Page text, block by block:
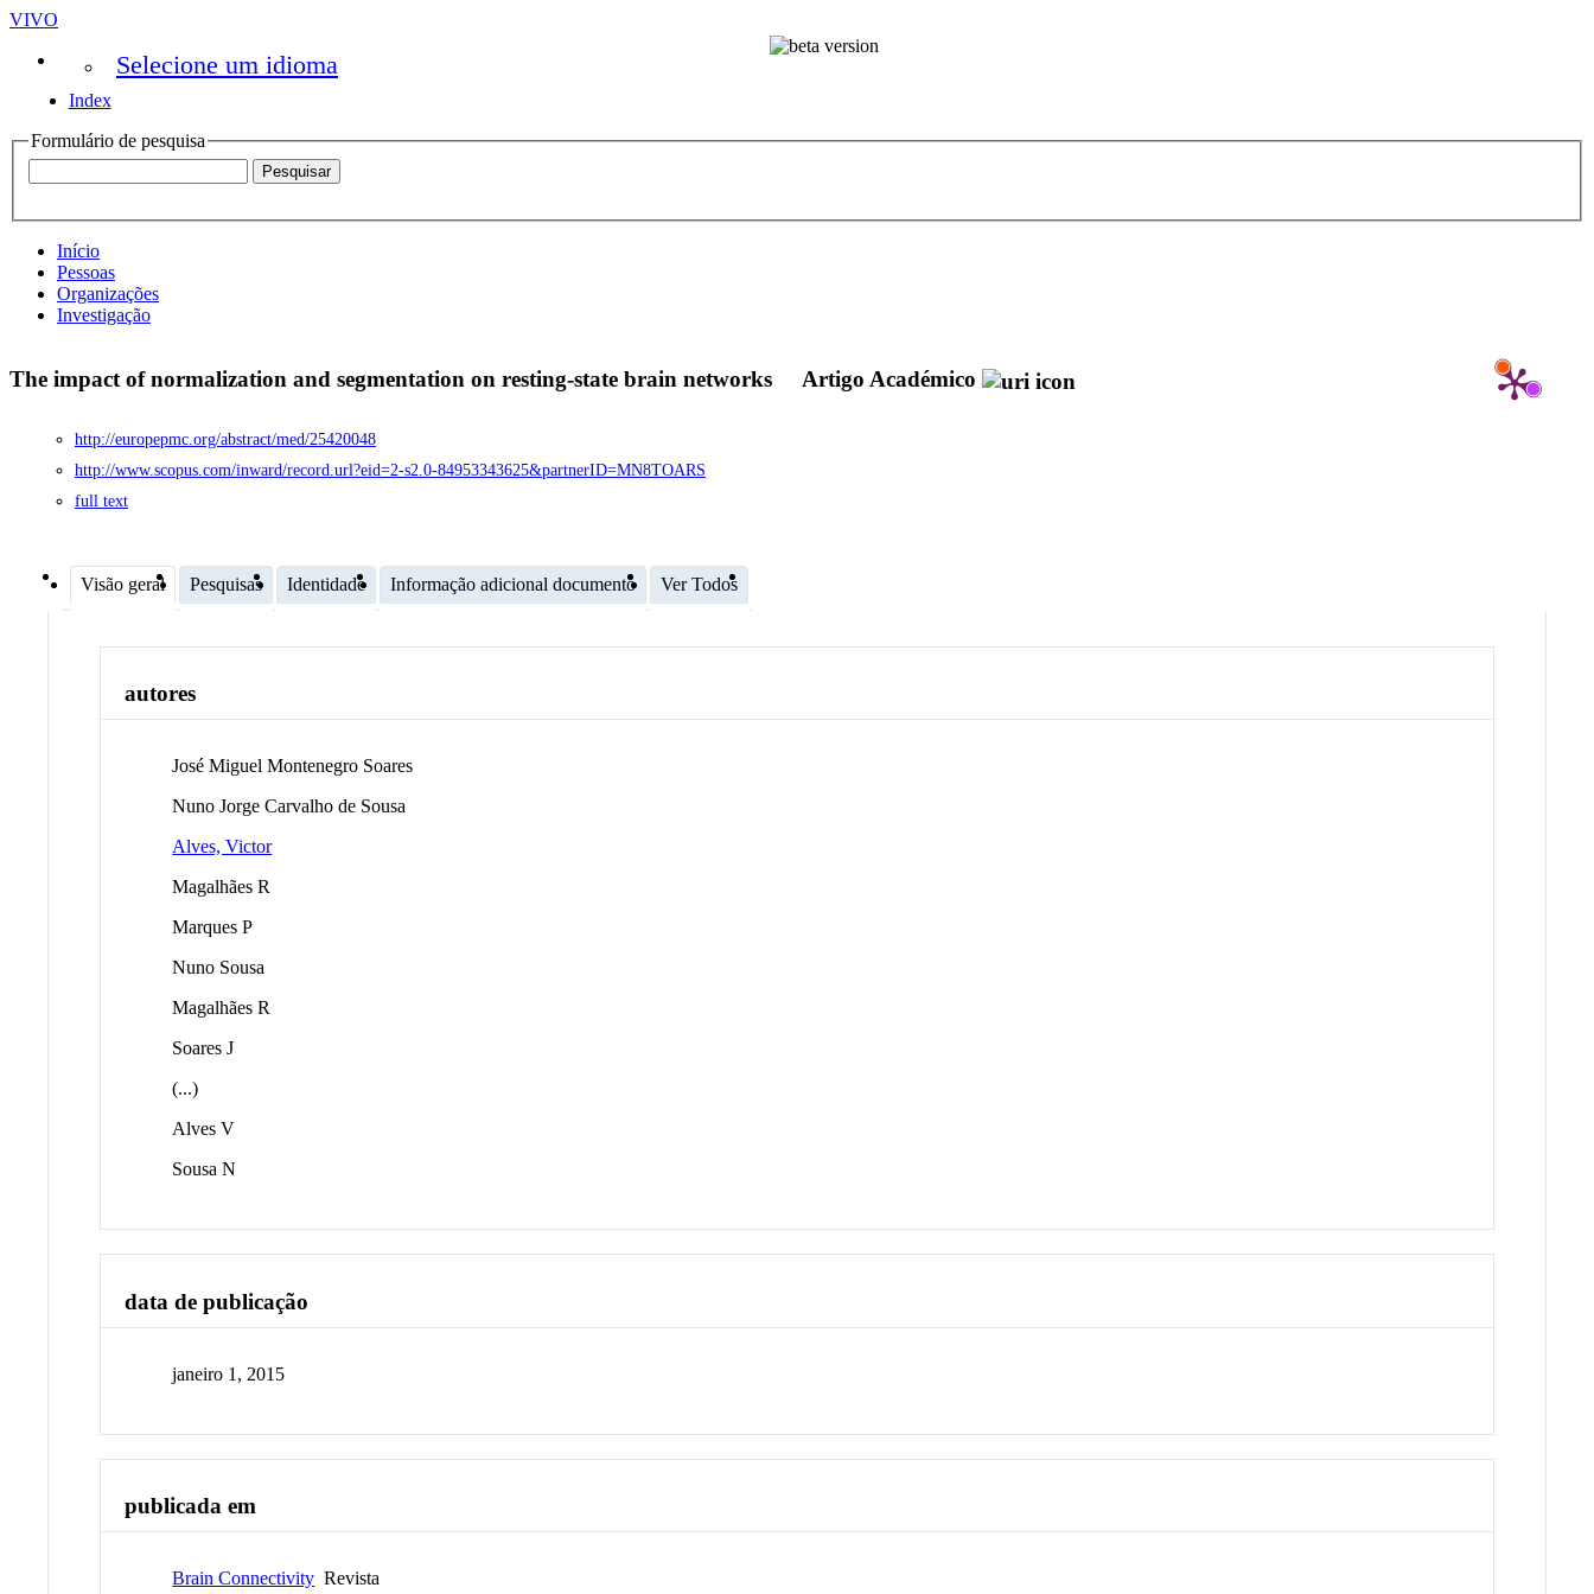
VIVO
Selecione um idioma
Index
Formulário de pesquisa
Início
Pessoas
Organizações
Investigação
The impact of normalization and segmentation on resting-state brain networks Artigo Académico
http://europepmc.org/abstract/med/25420048
http://www.scopus.com/inward/record.url?eid=2-s2.0-84953343625&partnerID=MN8TOARS
full text
Visão geral Pesquisas Identidade Informação adicional documento Ver Todos
autores
José Miguel Montenegro Soares
Nuno Jorge Carvalho de Sousa
Alves, Victor
Magalhães R
Marques P
Nuno Sousa
Magalhães R
Soares J
(...)
Alves V
Sousa N
data de publicação
janeiro 1, 2015
publicada em
Brain Connectivity Revista